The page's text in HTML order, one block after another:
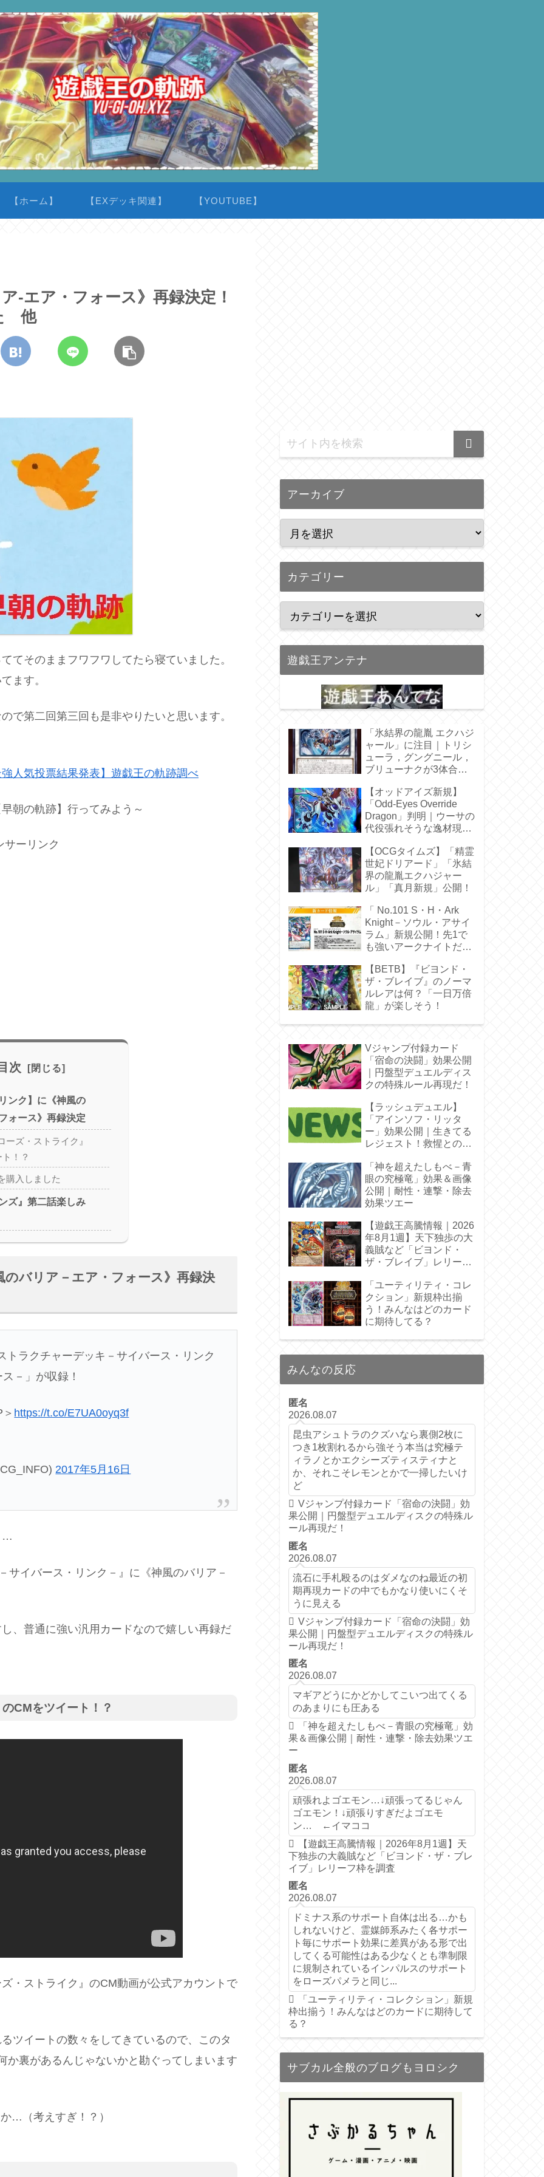
【ホーム】 【EXデッキ関連】 【YOUTUBE】
-エア・フォース》再録決定！
他
てそのままフワフワしてたら寝ていました。
ます。
で第二回第三回も是非やりたいと思います。
人気投票結果発表】遊戯王の軌跡調べ
朝の軌跡】行ってみよう～
サーリンク
次
ンク】に《神風の
ォース》再録決定
ーズ・ストライク』
！？
購入しました
ズ』第二話楽しみ
バリア－エア・フォース》再録決
ラクチャーデッキ－サイバース・リンク
－」が収録！
https://t.co/E7UA0oyq3f
2017年5月16日
…
サイバース・リンク－』に《神風のバリア－
、普通に強い汎用カードなので嬉しい再録だ
CMをツイート！？
・ストライク』のCM動画が公式アカウントで
ツイートの数々をしてきているので、このタ
か裏があるんじゃないかと勘ぐってしまいます
…（考えすぎ！？）
アーカイブ
カテゴリー
遊戯王アンテナ
「氷結界の龍胤 エクハジ
ャール」に注目｜トリシ
ューラ，グングニール，
ブリューナクが3体合
【オッドアイズ新規】
「Odd-Eyes Override
Dragon」判明｜ウーサの
代役張れそうな逸材現
【OCGタイムズ】「精霊
世妃ドリアード」「氷結
界の龍胤エクハジャー
ル」「真月新規」公開！
「 No.101 S・H・Ark
Knight－ソウル・アサイ
ラム」新規公開！先1で
も強いアークナイトだ
【BETB】『ビヨンド・
ザ・ブレイブ』のノーマ
ルレアは何？「一日万倍
龍」が楽しそう！
Vジャンプ付録カード
「宿命の決闘」効果公開
｜円盤型デュエルディス
クの特殊ルール再現だ！
【ラッシュデュエル】
「アインソフ・リッタ
ー」効果公開｜生きてる
レジェスト！救惺との相
「神を超えたしもべ－青
眼の究極竜」効果＆画像
公開｜耐性・連撃・除去
効果ツエー
【遊戯王高騰情報｜2026
年8月1週】天下独歩の大
義賊など「ビヨンド・
ザ・ブレイブ」レリーフ
「ユーティリティ・コレ
クション」新規枠出揃
う！みんなはどのカード
に期待してる？
みんなの反応
匿名
2026.08.07
昆虫アシュトラのクズハなら裏側2枚に
つき1枚割れるから強そう本当は究極テ
ィラノとかエクシーズティスティナと
か、それこそレモンとかで一掃したいけ
ど
Vジャンプ付録カード「宿命の決闘」効
果公開｜円盤型デュエルディスクの特殊ル
ール再現だ！
匿名
2026.08.07
流石に手札殴るのはダメなのね最近の初
期再現カードの中でもかなり使いにくそ
うに見える
Vジャンプ付録カード「宿命の決闘」効
果公開｜円盤型デュエルディスクの特殊ル
ール再現だ！
匿名
2026.08.07
マギアどうにかどかしてこいつ出てくる
のあまりにも圧ある
「神を超えたしもべ－青眼の究極竜」効
果＆画像公開｜耐性・連撃・除去効果ツエ
ー
匿名
2026.08.07
頑張れよゴエモン…↓頑張ってるじゃん
ゴエモン！↓頑張りすぎだよゴエモ
ン… ←イマココ
【遊戯王高騰情報｜2026年8月1週】天
下独歩の大義賊など「ビヨンド・ザ・ブレ
イブ」レリーフ枠を調査
匿名
2026.08.07
ドミナス系のサポート自体は出る…かも
しれないけど、霊媒師系みたく各サポー
ト毎にサポート効果に差異がある形で出
してくる可能性はある少なくとも準制限
に規制されているインパルスのサポート
をローズパメラと同じ...
「ユーティリティ・コレクション」新規
枠出揃う！みんなはどのカードに期待して
る？
サブカル全般のブログもヨロシク